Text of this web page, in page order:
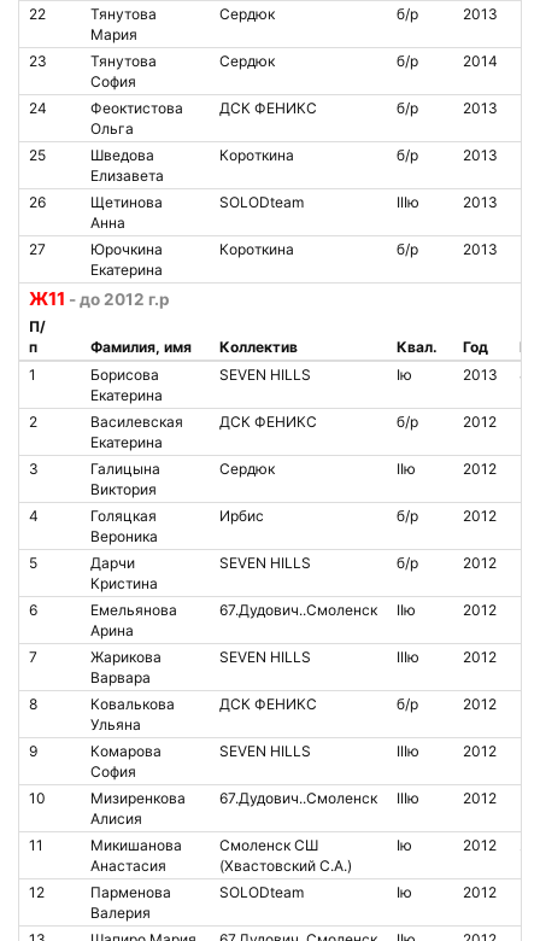
22
Тянутова
Мария
Сердюк б/р 2013
23
Тянутова
София
Сердюк б/р 2014
24
Феоктистова
Ольга
ДСК ФЕНИКС б/р 2013
25
Шведова
Елизавета
Короткина б/р 2013
26
Щетинова
Анна
SOLODteam IIIю 2013
27
Юрочкина
Екатерина
Короткина б/р 2013
Ж11 - до 2012 г.р
П/
п
Фамилия, имя Коллектив Квал. Год
№
1
Борисова
Екатерина
SEVEN HILLS Iю 2013
2
Василевская
Екатерина
ДСК ФЕНИКС б/р 2012
3
Галицына
Виктория
Сердюк IIю 2012
4
Голяцкая
Вероника
Ирбис б/р 2012
5
Дарчи
Кристина
SEVEN HILLS б/р 2012
6
Емельянова
Арина
67.Дудович..Смоленск IIю 2012
7
Жарикова
Варвара
SEVEN HILLS IIIю 2012
8
Ковалькова
Ульяна
ДСК ФЕНИКС б/р 2012
9
Комарова
София
SEVEN HILLS IIIю 2012
10
Мизиренкова
Алисия
67.Дудович..Смоленск IIIю 2012
11
Микишанова
Анастасия
Смоленск СШ
(Хвастовский С.А.)
Iю 2012
12
Парменова
Валерия
SOLODteam Iю 2012